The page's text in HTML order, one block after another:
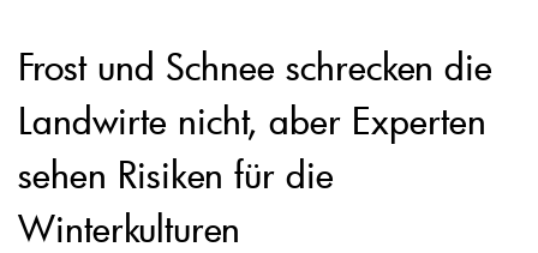
Frost und Schnee schrecken die
Landwirte nicht, aber Experten
sehen Risiken für die
Winterkulturen